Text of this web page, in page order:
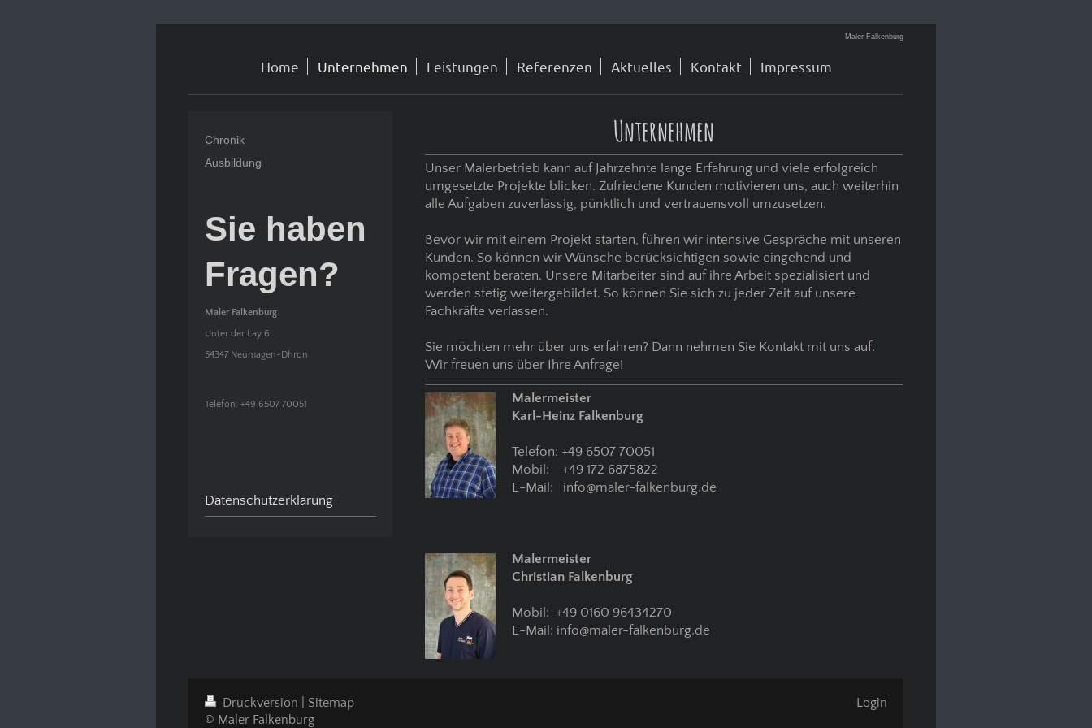
Maler Falkenburg
Home Unternehmen Leistungen Referenzen Aktuelles Kontakt Impressum
Unternehmen
Unser Malerbetrieb kann auf Jahrzehnte lange Erfahrung und viele erfolgreich
umgesetzte Projekte blicken. Zufriedene Kunden motivieren uns, auch weiterhin
alle Aufgaben zuverlässig, pünktlich und vertrauensvoll umzusetzen.
Bevor wir mit einem Projekt starten, führen wir intensive Gespräche mit unseren
Kunden. So können wir Wünsche berücksichtigen sowie eingehend und
kompetent beraten. Unsere Mitarbeiter sind auf ihre Arbeit spezialisiert und
werden stetig weitergebildet. So können Sie sich zu jeder Zeit auf unsere
Fachkräfte verlassen.
Sie möchten mehr über uns erfahren? Dann nehmen Sie Kontakt mit uns auf.
Wir freuen uns über Ihre Anfrage!
Malermeister
Karl-Heinz Falkenburg
Telefon: +49 6507 70051
Mobil: +49 172 6875822
E-Mail: info@maler-falkenburg.de
Malermeister
Christian Falkenburg
Mobil: +49 0160 96434270
E-Mail: info@maler-falkenburg.de
Chronik
Ausbildung
Sie haben
Fragen?
Maler Falkenburg
Unter der Lay 6
54347 Neumagen-Dhron
Telefon: +49 6507 70051
Datenschutzerklärung
Druckversion
Sitemap
© Maler Falkenburg
Login